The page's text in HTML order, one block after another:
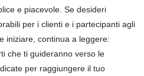
e piacevole. Se desideri
per i clienti e i partecipanti agli
iniziare, continua a leggere:
che ti guideranno verso le
per raggiungere il tuo